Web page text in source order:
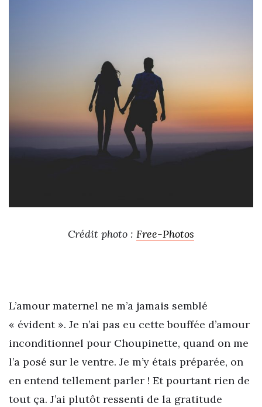
Crédit photo : Free-Photos
L’amour maternel ne m’a jamais semblé
« évident ». Je n’ai pas eu cette bouffée d’amour
inconditionnel pour Choupinette, quand on me
l’a posé sur le ventre. Je m’y étais préparée, on
en entend tellement parler ! Et pourtant rien de
tout ça. J’ai plutôt ressenti de la gratitude